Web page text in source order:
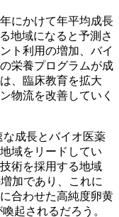
にかけて年平均成長
地域になると予測さ
ト利用の増加、バイ
栄養プログラムが成
、臨床教育を拡大
物流を改善していく
成長とバイオ医薬
域をリードしてい
術を採用する地域
加であり、これに
合わせた高純度卵黄
起されるだろう。